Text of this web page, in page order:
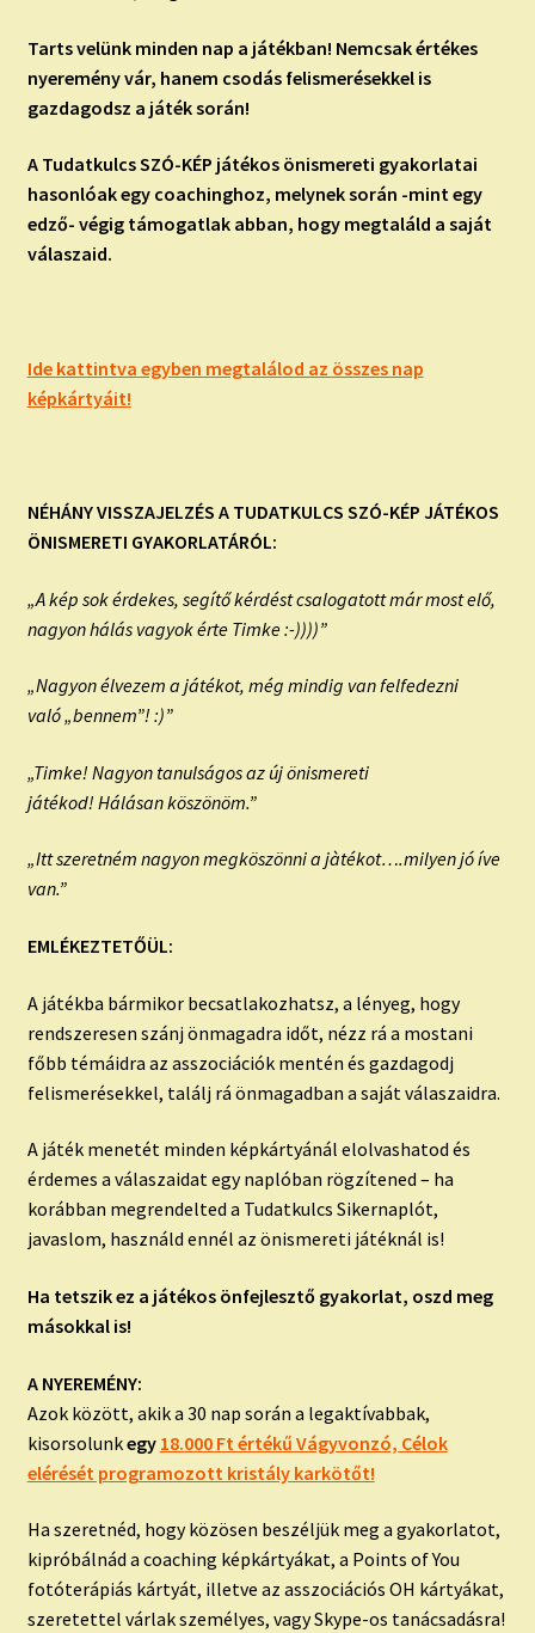
Tarts velünk minden nap a játékban! Nemcsak értékes
nyeremény vár, hanem csodás felismerésekkel is
gazdagodsz a játék során!
A Tudatkulcs SZÓ-KÉP játékos önismereti gyakorlatai
hasonlóak egy coachinghoz, melynek során -mint egy
edző- végig támogatlak abban, hogy megtaláld a saját
válaszaid.
Ide kattintva egyben megtalálod az összes nap
képkártyáit!
NÉHÁNY VISSZAJELZÉS A TUDATKULCS SZÓ-KÉP JÁTÉKOS
ÖNISMERETI GYAKORLATÁRÓL:
„A kép sok érdekes, segítő kérdést csalogatott már most elő,
nagyon hálás vagyok érte Timke :-))))”
„Nagyon élvezem a játékot, még mindig van felfedezni
való „bennem”! :)”
„Timke! Nagyon tanulságos az új önismereti
játékod! Hálásan köszönöm.”
„Itt szeretném nagyon megköszönni a jàtékot….milyen jó íve
van.”
EMLÉKEZTETŐÜL:
A játékba bármikor becsatlakozhatsz, a lényeg, hogy
rendszeresen szánj önmagadra időt, nézz rá a mostani
főbb témáidra az asszociációk mentén és gazdagodj
felismerésekkel, találj rá önmagadban a saját válaszaidra.
A játék menetét minden képkártyánál elolvashatod és
érdemes a válaszaidat egy naplóban rögzítened – ha
korábban megrendelted a Tudatkulcs Sikernaplót,
javaslom, használd ennél az önismereti játéknál is!
Ha tetszik ez a játékos önfejlesztő gyakorlat, oszd meg
másokkal is!
A NYEREMÉNY:
Azok között, akik a 30 nap során a legaktívabbak,
kisorsolunkegy 18.000 Ft értékű Vágyvonzó, Célok
elérését programozott kristály karkötőt!
Ha szeretnéd, hogy közösen beszéljük meg a gyakorlatot,
kipróbálnád a coaching képkártyákat, a Points of You
fotóterápiás kártyát, illetve az asszociációs OH kártyákat,
szeretettel várlak személyes, vagy Skype-os tanácsadásra!